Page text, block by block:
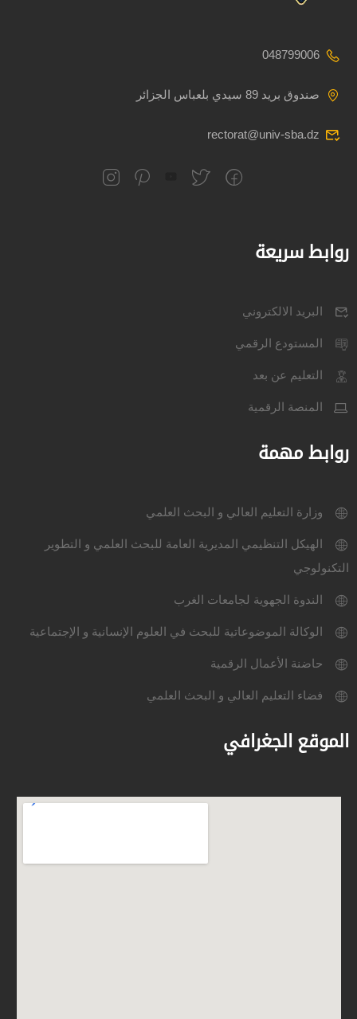
048799006
صندوق بريد 89 سيدي بلعباس الجزائر
rectorat@univ-sba.dz
روابط سريعة
البريد الالكتروني
المستودع الرقمي
التعليم عن بعد
المنصة الرقمية
روابط مهمة
وزارة التعليم العالي و البحث العلمي
الهيكل التنظيمي المديرية العامة للبحث العلمي و التطوير
التكنولوجي
الندوة الجهوية لجامعات الغرب
الوكالة الموضوعاتية للبحث في العلوم الإنسانية و الإجتماعية
حاضنة الأعمال الرقمية
فضاء التعليم العالي و البحث العلمي
الموقع الجغرافي